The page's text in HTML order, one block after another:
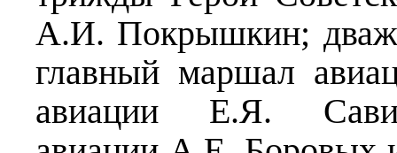
А.И. Покрышкин;
главный маршал
авиации Е.Я.